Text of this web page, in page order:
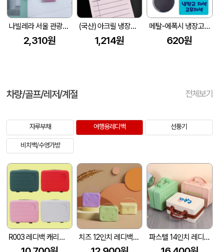
나빌레라 서울 관광지 오프너마그넷 냉장고자석 마그네틱 관광기념품
2,310원
(국산) 아크릴 냉장고 집게 마그넷 주문제작
1,214원
메탈-에폭시 냉장고자석
620원
차량/골프/레저/계절 전체보기
자루부채 여행용레디백 선풍기
비치백/수영가방
R003 레디백 캐리어 예쁜 여행 가방 치즈 12인치 레디백 여행용 파우치 캐리어 파스텔 14인치 레디백 (310x150x220mm)